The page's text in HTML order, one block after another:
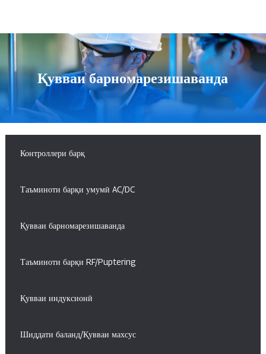
Қувваи барномарезишаванда
Контроллери барқ
Таъминоти барқи умумӣ AC/DC
Қувваи барномарезишаванда
Таъминоти барқи RF/Puptering
Қувваи индуксионӣ
Шиддати баланд/Қувваи махсус